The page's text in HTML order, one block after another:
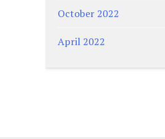
October 2022
April 2022